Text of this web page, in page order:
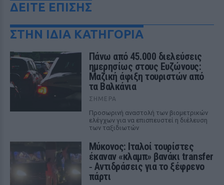
ΔΕΙΤΕ ΕΠΙΣΗΣ
ΣΤΗΝ ΙΔΙΑ ΚΑΤΗΓΟΡΙΑ
Πάνω από 45.000 διελεύσεις
ημερησίως στους Ευζώνους:
Μαζική άφιξη τουριστών από
τα Βαλκάνια
ΣΉΜΕΡΑ
Προσωρινή αναστολή των βιομετρικών
ελέγχων για να επισπευστεί η διέλευση
των ταξιδιωτών
Μύκονος: Ιταλοί τουρίστες
έκαναν «κλαμπ» βανάκι transfer
‑ Αντιδράσεις για το ξέφρενο
πάρτι